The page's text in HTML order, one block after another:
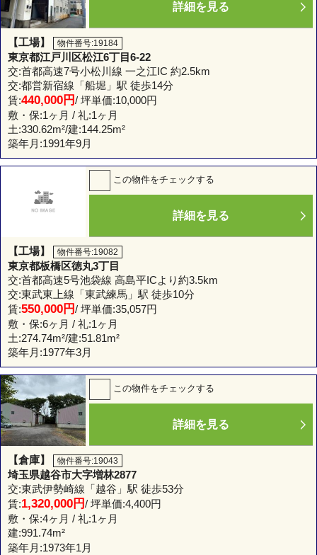
詳細を見る
【工場】 物件番号:19184
東京都江戸川区松江6丁目6-22
交:首都高速7号小松川線 一之江IC 約2.5km
交:都営新宿線「船堀」駅 徒歩14分
賃:440,000円/ 坪単価:10,000円
敷・保:1ヶ月 / 礼:1ヶ月
土:330.62m²/建:144.25m²
築年月:1991年9月
この物件をチェックする
詳細を見る
【工場】 物件番号:19082
東京都板橋区徳丸3丁目
交:首都高速5号池袋線 高島平ICより約3.5km
交:東武東上線「東武練馬」駅 徒歩10分
賃:550,000円/ 坪単価:35,057円
敷・保:6ヶ月 / 礼:1ヶ月
土:274.74m²/建:51.81m²
築年月:1977年3月
この物件をチェックする
詳細を見る
【倉庫】 物件番号:19043
埼玉県越谷市大字増林2877
交:東武伊勢崎線「越谷」駅 徒歩53分
賃:1,320,000円/ 坪単価:4,400円
敷・保:4ヶ月 / 礼:1ヶ月
建:991.74m²
築年月:1973年1月